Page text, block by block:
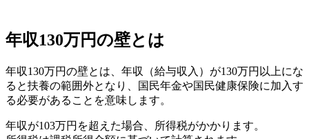
年収130万円の壁とは
年収130万円の壁とは、年収（給与収入）が130万円以上にな
ると扶養の範囲外となり、国民年金や国民健康保険に加入す
る必要があることを意味します。
年収が103万円を超えた場合、所得税がかかります。